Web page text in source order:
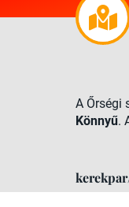
A Őrségi
Könnyű.